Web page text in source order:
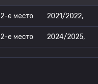
2-е место 2021/2022,
2-е место 2024/2025,